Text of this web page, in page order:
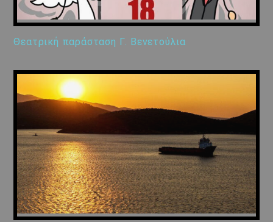
Θεατρική παράσταση Γ. Βενετούλια